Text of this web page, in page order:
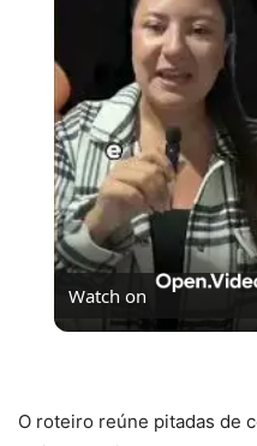
Watch on
O roteiro reúne pitadas de